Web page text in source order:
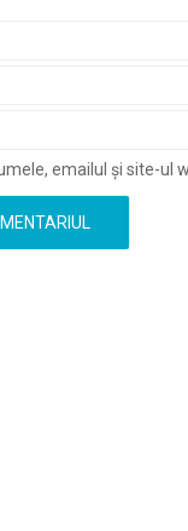
emailul și site-ul